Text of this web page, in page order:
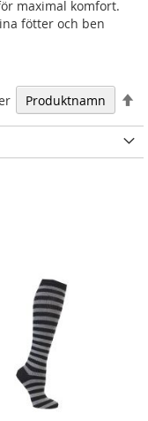
maximal komfort.
fötter och ben